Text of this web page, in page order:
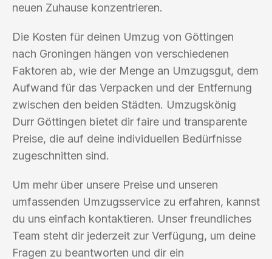
neuen Zuhause konzentrieren.
Die Kosten für deinen Umzug von Göttingen
nach Groningen hängen von verschiedenen
Faktoren ab, wie der Menge an Umzugsgut, dem
Aufwand für das Verpacken und der Entfernung
zwischen den beiden Städten. Umzugskönig
Durr Göttingen bietet dir faire und transparente
Preise, die auf deine individuellen Bedürfnisse
zugeschnitten sind.
Um mehr über unsere Preise und unseren
umfassenden Umzugsservice zu erfahren, kannst
du uns einfach kontaktieren. Unser freundliches
Team steht dir jederzeit zur Verfügung, um deine
Fragen zu beantworten und dir ein